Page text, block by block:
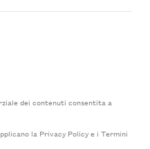
dei contenuti consentita a
la Privacy Policye i Termini